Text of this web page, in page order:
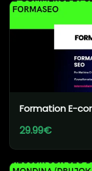
Formation E-
29.99€